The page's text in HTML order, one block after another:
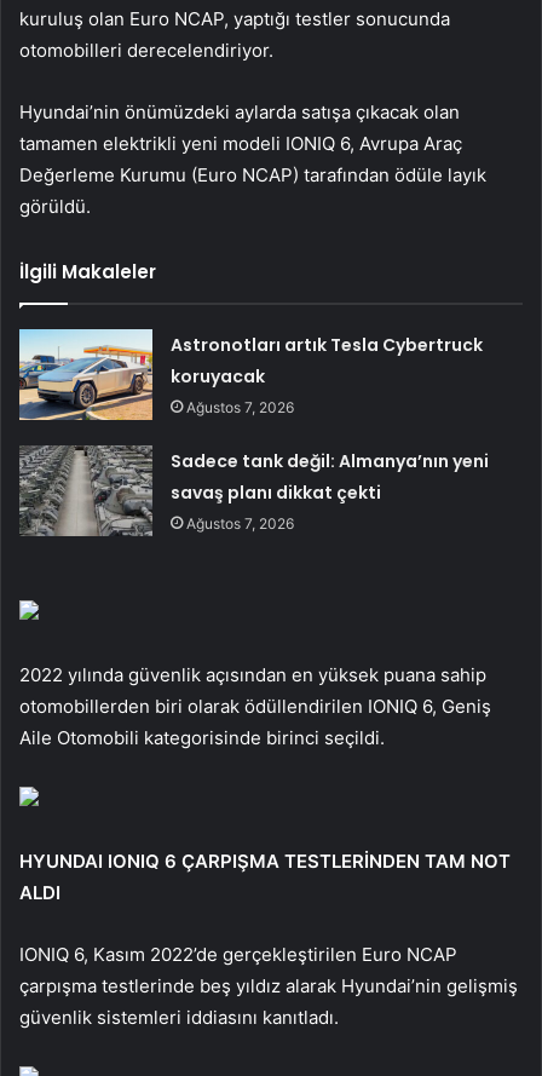
kuruluş olan Euro NCAP, yaptığı testler sonucunda
otomobilleri derecelendiriyor.
Hyundai’nin önümüzdeki aylarda satışa çıkacak olan
tamamen elektrikli yeni modeli IONIQ 6, Avrupa Araç
Değerleme Kurumu (Euro NCAP) tarafından ödüle layık
görüldü.
İlgili Makaleler
Astronotları artık Tesla Cybertruck
koruyacak
Ağustos 7, 2026
Sadece tank değil: Almanya’nın yeni
savaş planı dikkat çekti
Ağustos 7, 2026
2022 yılında güvenlik açısından en yüksek puana sahip
otomobillerden biri olarak ödüllendirilen IONIQ 6, Geniş
Aile Otomobili kategorisinde birinci seçildi.
HYUNDAI IONIQ 6 ÇARPIŞMA TESTLERİNDEN TAM NOT
ALDI
IONIQ 6, Kasım 2022’de gerçekleştirilen Euro NCAP
çarpışma testlerinde beş yıldız alarak Hyundai’nin gelişmiş
güvenlik sistemleri iddiasını kanıtladı.